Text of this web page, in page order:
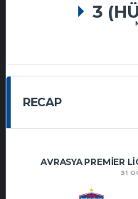
3
RECAP
AVRASYA PREMIER
31